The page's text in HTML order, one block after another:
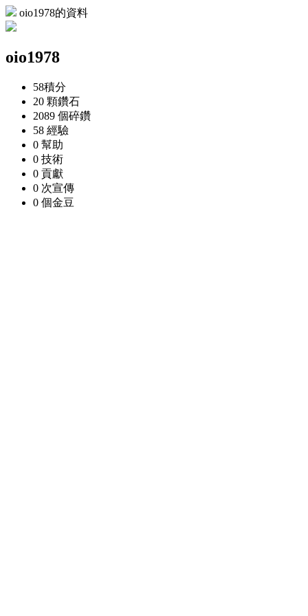
oio1978的資料
oio1978
58積分
20 顆鑽石
2089 個碎鑽
58 經驗
0 幫助
0 技術
0 貢獻
0 次宣傳
0 個金豆